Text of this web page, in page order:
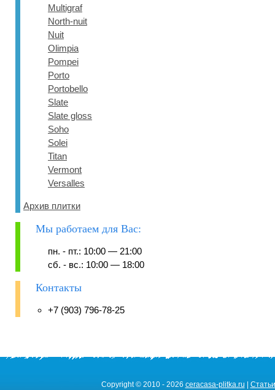
Multigraf
North-nuit
Nuit
Olimpia
Pompei
Porto
Portobello
Slate
Slate gloss
Soho
Solei
Titan
Vermont
Versalles
Архив плитки
Мы работаем для Вас:
пн. - пт.: 10:00 — 21:00
сб. - вс.: 10:00 — 18:00
Контакты
+7 (903) 796-78-25
Copyright © 2010 - 2026 ceracasa-plitka.ru